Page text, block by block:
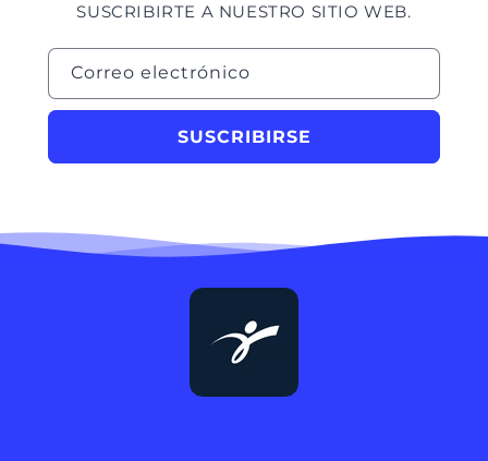
SUSCRIBIRTE A NUESTRO SITIO WEB.
Correo electrónico
SUSCRIBIRSE